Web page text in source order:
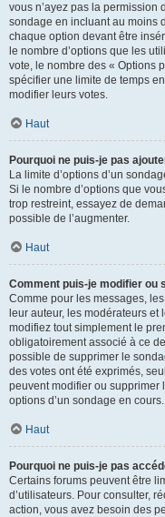
vous n’ayez pas la permission
sondage en incluant au moins
chaque option devant être
le nombre d’options que les
vote, le nombre des « Options
spécifier une limite de temps
modifier leurs votes.
Haut
Pourquoi ne puis-je pas
La limite d’options d’un
Si le nombre d’options que
trop restreint, essayez de
possible de l’augmenter.
Haut
Comment puis-je modifier ou
Comme pour les messages,
leur auteur, les modérateurs
modifiez tout simplement le
obligatoirement associé à ce
possible de supprimer le
des votes ont été exprimés,
peuvent modifier ou supprimer
options d’un sondage en cours.
Haut
Pourquoi ne puis-je pas
Certains forums peuvent être
d’utilisateurs. Pour consulter,
action, vous avez besoin des